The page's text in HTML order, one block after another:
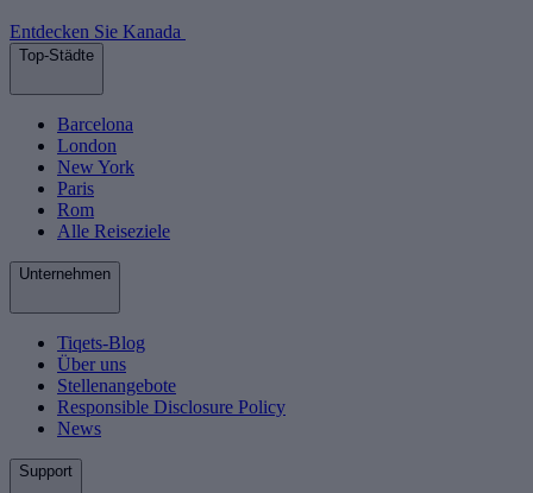
Entdecken Sie Kanada
Top-Städte
Barcelona
London
New York
Paris
Rom
Alle Reiseziele
Unternehmen
Tiqets-Blog
Über uns
Stellenangebote
Responsible Disclosure Policy
News
Support